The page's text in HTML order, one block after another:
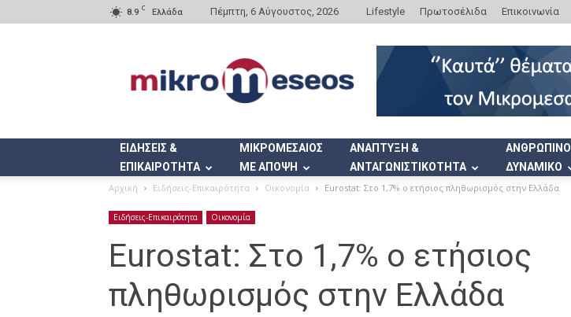
8.9 C Ελλάδα Πέμπτη, 6 Αύγουστος, 2026 Lifestyle Πρωτοσέλιδα Επικοινωνία
ΕΙΔΗΣΕΙΣ &
ΕΠΙΚΑΙΡΟΤΗΤΑ
ΜΙΚΡΟΜΕΣΑΙΟΣ
ΜΕ ΑΠΟΨΗ
ΑΝΑΠΤΥΞΗ &
ΑΝΤΑΓΩΝΙΣΤΙΚΟΤΗΤΑ
ΑΝΘΡΩΠΙΝΟ
ΔΥΝΑΜΙΚΟ
Αρχική Ειδήσεις-Επικαιρότητα Οικονομία Eurostat: Στο 1,7% ο ετήσιος πληθωρισμός στην Ελλάδα
Ειδήσεις-Επικαιρότητα Οικονομία
Eurostat: Στο 1,7% ο ετήσιος
πληθωρισμός στην Ελλάδα